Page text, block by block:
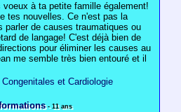
voeux à ta petite famille également!
tes nouvelles. Ce n'est pas la
parler de causes traumatiques ou
de langage! C'est déjà bien de
pour éliminer les causes au
me semble très bien entouré et il
et Cardiologie
- 11 ans